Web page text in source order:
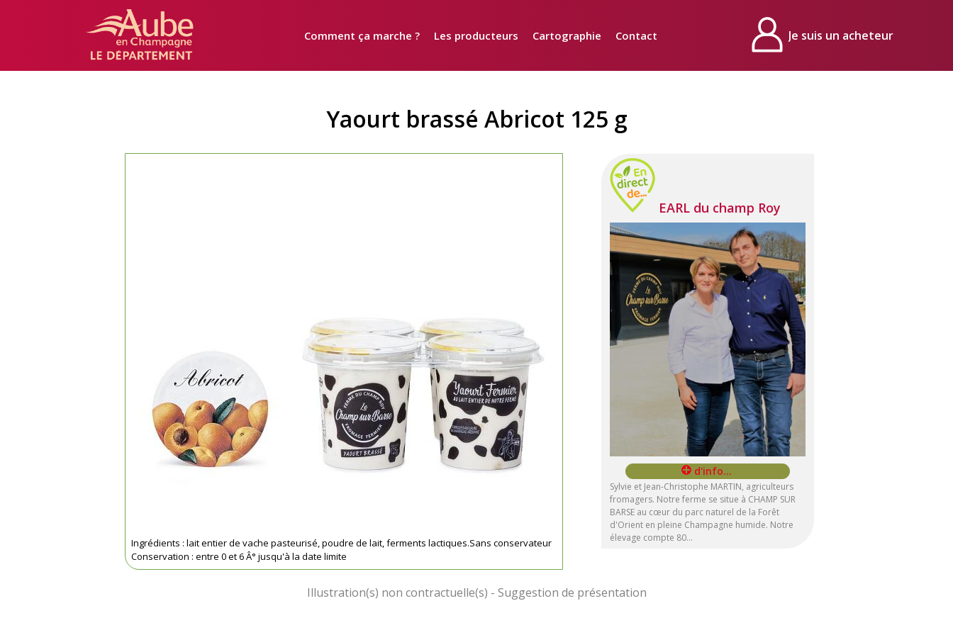
Comment ça marche ? Les producteurs Cartographie Contact
Yaourt brassé Abricot 125 g
Ingrédients : lait entier de vache pasteurisé, poudre de lait, ferments lactiques.Sans conservateur
Conservation : entre 0 et 6 Â° jusqu'à la date limite
EARL du champ Roy
Sylvie et Jean-Christophe MARTIN, agriculteurs
fromagers. Notre ferme se situe à CHAMP SUR
BARSE au cœur du parc naturel de la Forêt
d'Orient en pleine Champagne humide. Notre
élevage compte 80…